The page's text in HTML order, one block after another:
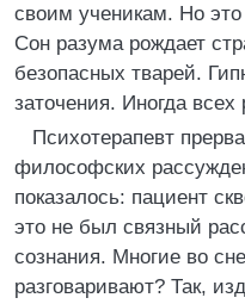
своим ученикам. Но
Сон разума рождает
безопасных тварей.
заточения. Иногда всех
Психотерапевт
философских
показалось: пациент
это не был связный
сознания. Многие во
разговаривают? Так,